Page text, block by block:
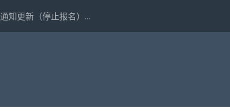
知更新（停止报名）...